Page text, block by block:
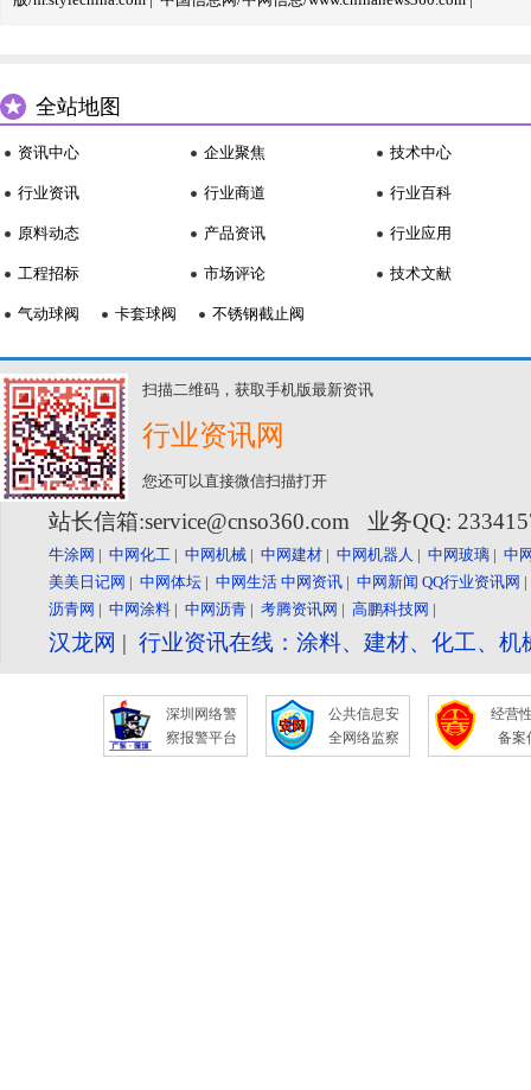
全站地图
资讯中心
行业资讯
原料动态
工程招标
企业聚焦
行业商道
产品资讯
市场评论
技术中心
行业百科
行业应用
技术文献
气动球阀 卡套球阀 不锈钢截止阀
扫描二维码，获取手机版最新资讯
行业资讯网
您还可以直接微信扫描打开
站长信箱:service@cnso360.com 业务QQ:
牛涂网 | 中网化工 | 中网机械 | 中网建材 | 中网机器人 | 中网玻璃 | 中
美美日记网 | 中网体坛 | 中网生活 中网资讯 | 中网新闻 QQ行业资讯网
沥青网 | 中网涂料 | 中网沥青 | 考腾资讯网 | 高鹏科技网 |
汉龙网 | 行业资讯在线：涂料、建材、化工、
深圳网络警
察报警平台
公共信息安
全网络监察
经营
备案